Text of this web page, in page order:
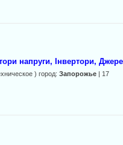
напруги, Інвертори,
) город: Запорожье| 17